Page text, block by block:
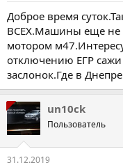
Доброе время
ВСЕХ.Машины еще не
мотором
отключению ЕГР сажи
заслонок.Где в
un10ck
Пользователь
31.12.2019